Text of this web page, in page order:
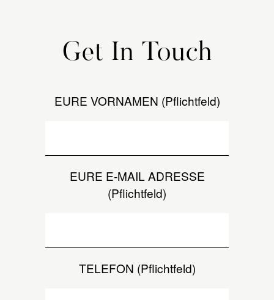
Get In Touch
EURE VORNAMEN (Pflichtfeld)
EURE E-MAIL ADRESSE
(Pflichtfeld)
TELEFON (Pflichtfeld)